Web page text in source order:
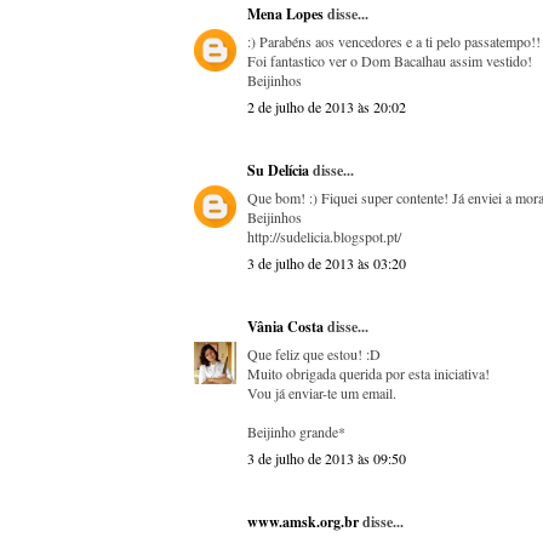
Mena Lopesdisse...
:) Parabéns aos vencedores e a ti pelo passatempo!!
Foi fantastico ver o Dom Bacalhau assim vestido!
Beijinhos
2 de julho de 2013 às 20:02
Su Delíciadisse...
Que bom! :) Fiquei super contente! Já enviei a
Beijinhos
http://sudelicia.blogspot.pt/
3 de julho de 2013 às 03:20
Vânia Costadisse...
Que feliz que estou! :D
Muito obrigada querida por esta iniciativa!
Vou já enviar-te um email.
Beijinho grande*
3 de julho de 2013 às 09:50
www.amsk.org.brdisse...